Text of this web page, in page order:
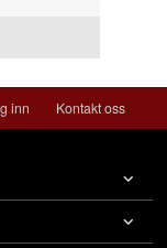
inn Kontakt oss